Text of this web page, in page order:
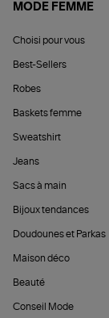
MODE FEMME
Choisi pour vous
Best-Sellers
Robes
Baskets femme
Sweatshirt
Jeans
Sacs à main
Bijoux tendances
Doudounes et Parkas
Maison déco
Beauté
Conseil Mode